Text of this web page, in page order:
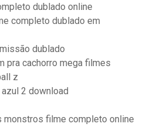
dublado online
completo dublado em
dublado
pra cachorro mega filmes
z
2 download
monstros filme completo online